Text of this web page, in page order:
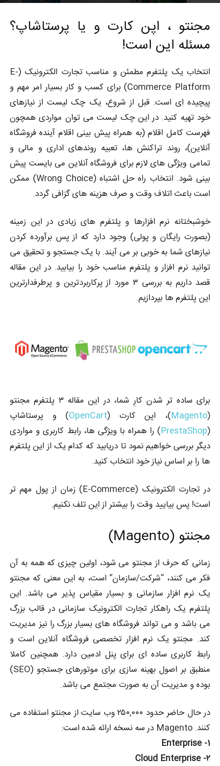
مجنتو ، اپن کارت و یا پرستاشاپ؟
مسئله این است!
انتخاب یک پلتفرم مطمئن و مناسب تجارت الکترونیک (E-
Commerce Platform) برای کسب و کار بسیار امر مهم و
پیچیده ای است. قبل از شروع، یک چک لیست از نیازهای
خود تهیه کنید. در این چک لیست می توان مواردی همچون
فهرست کامل اقلام (به همراه پیش بینی اقلام آینده فروشگاه
آنلاین)، روند تراکنش ها، تعبیه روندهای اداری و مالی و
تمامی ویژگی های لازم برای فروشگاه آنلاین می بایست پیش
بینی شود. انتخاب راه حل اشتباه (Wrong Choice) ممکن
است باعث اتلاف وقت و صرف هزینه های گزافی گردد.
خوشبختانه نرم افزارها و پلتفرم های زیادی در این زمینه
(بصورت رایگان و پولی) وجود دارد که از پس برآورده کردن
نیازهای شما به خوبی بر می آیند. با یک جستجو و تحقیق می
توانید نرم افزار و پلتفرم مناسب خود را بیابید. در این مقاله
قصد داریم به بررسی ۳ مورد از پرکاربردترین و پرطرفدارترین
این پلتفرم ها بپردازیم.
برای ساده تر شدن کارِ شما، در این مقاله ۳ پلتفرم مجنتو
(
Magento)، اپن کارت (OpenCart) و پرستاشاپ
(
PrestaShop) را همراه با ویژگی ها، رابط کاربری و مواردی
دیگر بررسی خواهیم نمود تا دریابید که کدام یک از این پلتفرم
ها را بر اساس نیاز خود انتخاب کنید.
در تجارت الکترونیک (E-Commerce) زمان از پول مهم تر
است! پس بیایید وقت را بیشتر از این تلف نکنیم.
مجنتو (Magento
)
زمانی که حرف از مجنتو می شود، اولین چیزی که همه به آن
فکر می کنند، “شرکت/سازمان” است، به این معنی که مجنتو
یک نرم افزار سازمانی و بسیار مقیاس پذیر می باشد. این
پلتفرم یک راهکار تجارت الکترونیک سازمانی در قالب بزرگ
می باشد و می تواند فروشگاه های بسیار بزرگ را نیز مدیریت
کند. مجنتو یک نرم افزار تخصصی فروشگاه آنلاین است و
رابط کاربری ساده ای برای پنل ادمین دارد. همچنین کاملا
منطبق بر اصول بهینه سازی برای موتورهای جستجو (SEO)
بوده و مدیریت آن به صورت مجتمع می باشد.
در حال حاضر حدود ۲۵۰,۰۰۰ وب سایت از مجنتو استفاده می
کنند. Magento در سه نسخه ارائه شده است:
1- Enterprise
۲- Cloud Enterprise